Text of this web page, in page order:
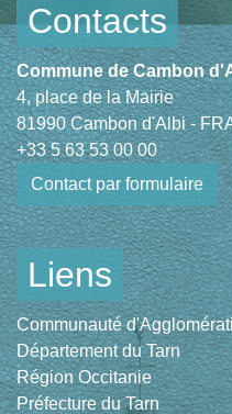
Contacts
Commune de Cambon
4, place de la Mairie
81990 Cambon d'Albi -
+33 5 63 53 00 00
Contact par formulaire
Liens
Communauté
Département du Tarn
Région Occitanie
Préfecture du Tarn